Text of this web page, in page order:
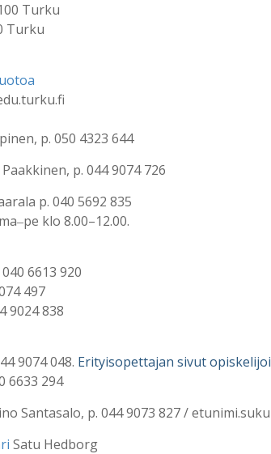
Turku
Turku
p. 050 4323 644
p. 044 9074 726
p. 040 5692 835
klo 8.00–12.00.
6613 920
497
9024 838
9074 048. Erityisopettajan sivut
6633 294
Santasalo, p. 044 9073 827 /
Satu Hedborg